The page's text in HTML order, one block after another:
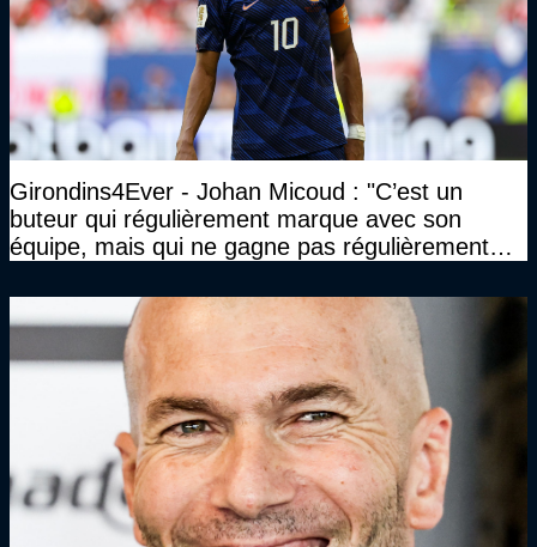
Girondins4Ever - Johan Micoud : "C’est un
buteur qui régulièrement marque avec son
équipe, mais qui ne gagne pas régulièrement